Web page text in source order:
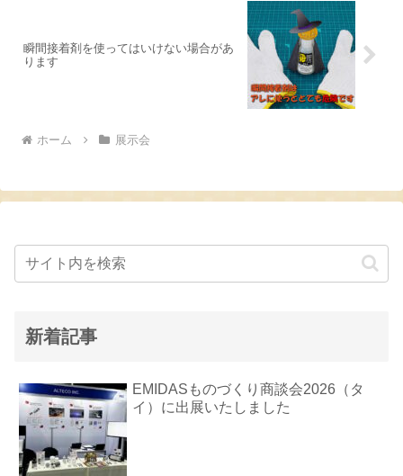
瞬間接着剤を使ってはいけない場合があ
ります
ホーム 展示会
新着記事
EMIDASものづくり商談会2026（タ
イ）に出展いたしました